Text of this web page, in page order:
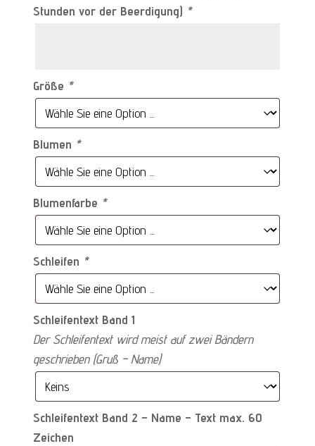
Stunden vor der Beerdigung) *
Größe *
Blumen *
Blumenfarbe *
Schleifen *
Schleifentext Band 1
Der Schleifentext wird meist auf zwei Bändern
geschrieben (Gruß – Name)
Schleifentext Band 2 – Name – Text max. 60
Zeichen